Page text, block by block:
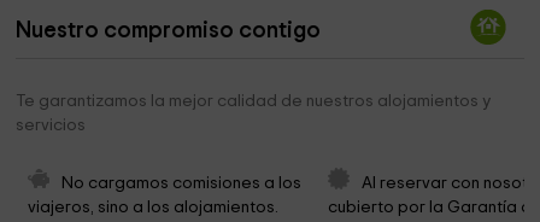
Parque Enrique Gil Y Carrasco 2,8 km
Museo Alto Bierzo 2,9 km
Centro Cultural 2,9 km
Nuestro compromiso contigo
Te garantizamos la mejor calidad de nuestros alojamientos y
servicios
No cargamos comisiones a los
viajeros, sino a los alojamientos.
Al reservar con
cubierto por la Garantía